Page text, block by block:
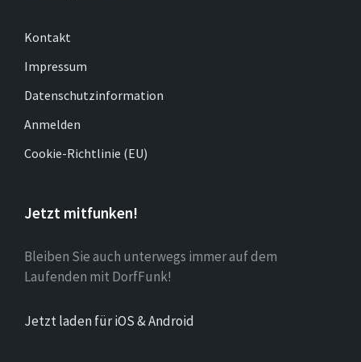
Kontakt
Impressum
Datenschutzinformation
Anmelden
Cookie-Richtlinie (EU)
Jetzt mitfunken!
Bleiben Sie auch unterwegs immer auf dem
Laufenden mit DorfFunk!
Jetzt laden für iOS & Android